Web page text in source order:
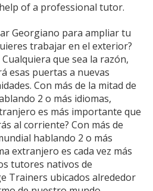
of a professional tutor.
Georgiano para ampliar tu
trabajar en el exterior?
que sea la razón,
esas puertas a nuevas
Con más de la mitad de
2 o más idiomas,
es más importante que
al corriente? Con más de
hablando 2 o más
extranjero es cada vez más
tutores nativos de
Trainers ubicados alrededor